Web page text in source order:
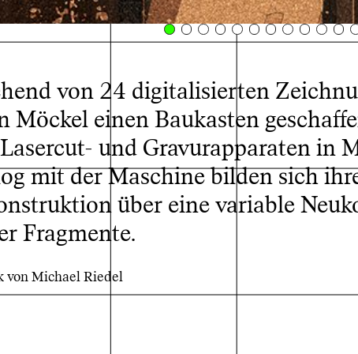
von 24 digitalisierten
einen Baukasten
und Gravurapparaten in
mit der Maschine bilden sich
über eine variable
Fragmente.
von Michael Riedel